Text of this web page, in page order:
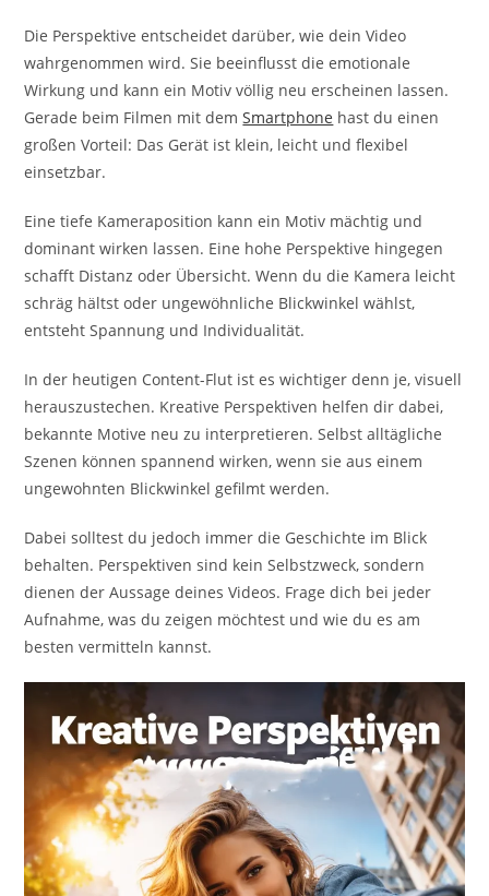
Die Perspektive entscheidet darüber, wie dein Video
wahrgenommen wird. Sie beeinflusst die emotionale
Wirkung und kann ein Motiv völlig neu erscheinen lassen.
Gerade beim Filmen mit demSmartphone hast du einen
großen Vorteil: Das Gerät ist klein, leicht und flexibel
einsetzbar.
Eine tiefe Kameraposition kann ein Motiv mächtig und
dominant wirken lassen. Eine hohe Perspektive hingegen
schafft Distanz oder Übersicht. Wenn du die Kamera leicht
schräg hältst oder ungewöhnliche Blickwinkel wählst,
entsteht Spannung und Individualität.
In der heutigen Content-Flut ist es wichtiger denn je, visuell
herauszustechen. Kreative Perspektiven helfen dir dabei,
bekannte Motive neu zu interpretieren. Selbst alltägliche
Szenen können spannend wirken, wenn sie aus einem
ungewohnten Blickwinkel gefilmt werden.
Dabei solltest du jedoch immer die Geschichte im Blick
behalten. Perspektiven sind kein Selbstzweck, sondern
dienen der Aussage deines Videos. Frage dich bei jeder
Aufnahme, was du zeigen möchtest und wie du es am
besten vermitteln kannst.